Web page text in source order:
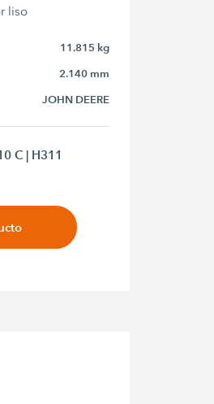
liso
11.815 kg
2.140 mm
JOHN DEERE
C | H311